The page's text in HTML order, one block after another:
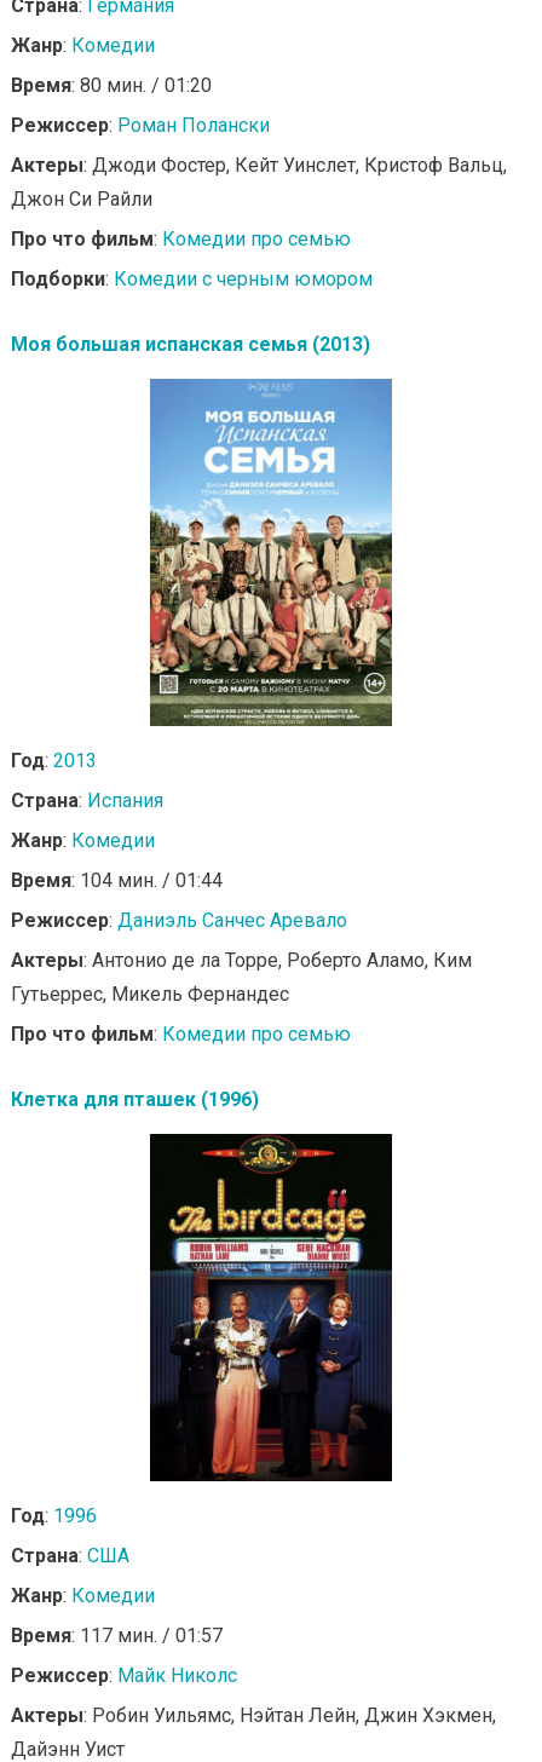
Страна:
Германия
Жанр: Комедии
Время: 80 мин. / 01:20
Режиссер: Роман Полански
Актеры: Джоди Фостер, Кейт Уинслет, Кристоф Вальц,
Джон Си Райли
Про что фильм: Комедии про семью
Подборки: Комедии с черным юмором
Моя большая испанская семья (2013)
Год: 2013
Страна: Испания
Жанр: Комедии
Время: 104 мин. / 01:44
Режиссер: Даниэль Санчес Аревало
Актеры: Антонио де ла Торре, Роберто Аламо, Ким
Гутьеррес, Микель Фернандес
Про что фильм: Комедии про семью
Клетка для пташек (1996)
Год: 1996
Страна: США
Жанр: Комедии
Время: 117 мин. / 01:57
Режиссер: Майк Николс
Актеры: Робин Уильямс, Нэйтан Лейн, Джин Хэкмен,
Дайэнн Уист